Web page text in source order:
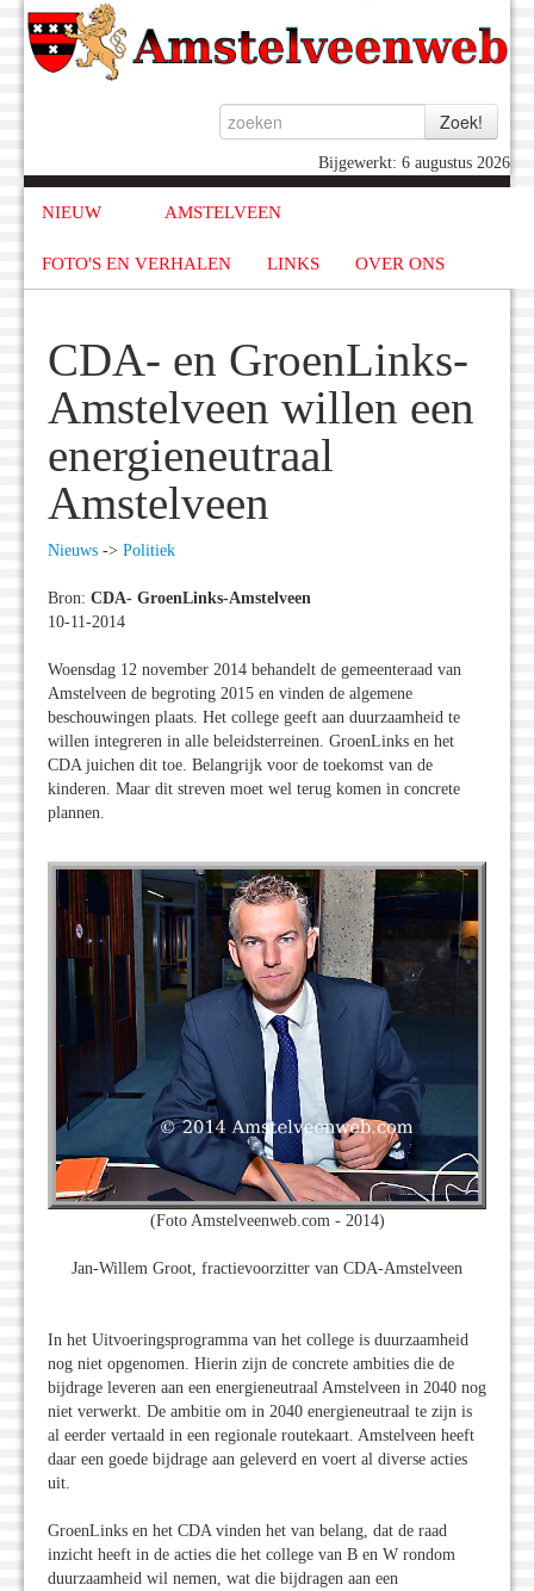
Bijgewerkt: 6 augustus 2026
NIEUW AMSTELVEEN
FOTO'S EN VERHALEN LINKS OVER ONS
CDA- en GroenLinks-
Amstelveen willen een
energieneutraal
Amstelveen
Nieuws -> Politiek
Bron: CDA- GroenLinks-Amstelveen
10-11-2014
Woensdag 12 november 2014 behandelt de gemeenteraad van
Amstelveen de begroting 2015 en vinden de algemene
beschouwingen plaats. Het college geeft aan duurzaamheid te
willen integreren in alle beleidsterreinen. GroenLinks en het
CDA juichen dit toe. Belangrijk voor de toekomst van de
kinderen. Maar dit streven moet wel terug komen in concrete
plannen.
(Foto Amstelveenweb.com - 2014)
Jan-Willem Groot, fractievoorzitter van CDA-Amstelveen
In het Uitvoeringsprogramma van het college is duurzaamheid
nog niet opgenomen. Hierin zijn de concrete ambities die de
bijdrage leveren aan een energieneutraal Amstelveen in 2040 nog
niet verwerkt. De ambitie om in 2040 energieneutraal te zijn is
al eerder vertaald in een regionale routekaart. Amstelveen heeft
daar een goede bijdrage aan geleverd en voert al diverse acties
uit.
GroenLinks en het CDA vinden het van belang, dat de raad
inzicht heeft in de acties die het college van B en W rondom
duurzaamheid wil nemen, wat die bijdragen aan een